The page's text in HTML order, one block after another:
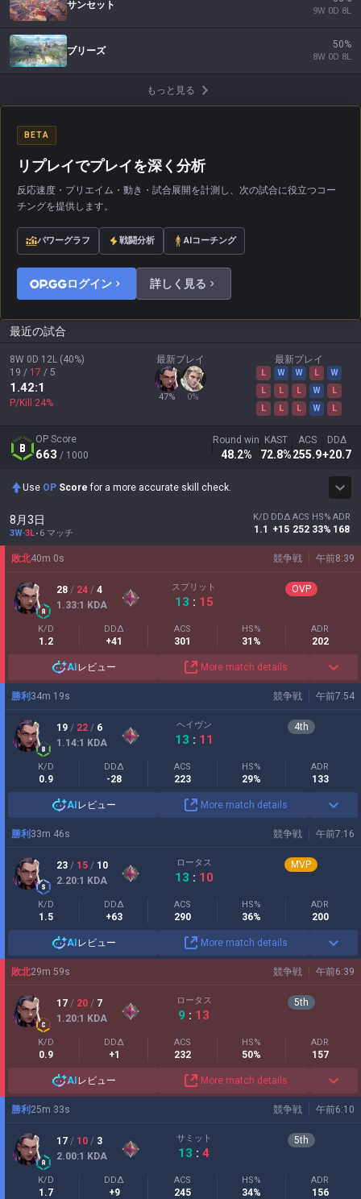
サンセット
9W 0D 8L
ブリーズ
50%
8W 0D 8L
もっと見る
BETA
リプレイでプレイを深く分析
反応速度・プリエイム・動き・試合展開を計測し、次の試合に役立つコー
チングを提供します。
パワーグラフ 戦闘分析 AIコーチング
ログイン 詳しく見る
最近の試合
8W 0D 12L (40%)
19 / 17 / 5
1.42:1
P/Kill 24%
最新プレイ
47% 0%
最新プレイ
L W W L
W
L
L L W
L
L
L L W L
OP Score
663 / 1000
Round win
48.2%
KAST
72.8%
ACS
255.9
DDΔ
+20.7
Use OP Score for a more accurate skill check.
8月3日
3W-3L 6 マッチ
K/D
1.1
DDΔ
+15
ACS
252
HS%
33%
ADR
168
競争戦 午前8:39
敗北40m 0s
28 / 24 / 4
1.33:1 KDA
スプリット
13 : 15
OVP
K/D
1.2
DDΔ
+41
ACS
301
HS%
31%
ADR
202
AIレビュー More match details
競争戦 午前7:54
勝利 34m 19s
19 / 22 / 6
1.14:1 KDA
ヘイヴン
13 : 11
4th
K/D
0.9
DDΔ
-28
ACS
223
HS%
29%
ADR
133
AIレビュー More match details
競争戦 午前7:16
勝利 33m 46s
23 / 15 / 10
2.20:1 KDA
ロータス
13 : 10
MVP
K/D
1.5
DDΔ
+63
ACS
290
HS%
36%
ADR
200
AIレビュー More match details
競争戦 午前6:39
敗北29m 59s
17 / 20 / 7
1.20:1 KDA
ロータス
9 : 13
5th
K/D
0.9
DDΔ
+1
ACS
232
HS%
50%
ADR
157
AIレビュー More match details
競争戦 午前6:10
勝利 25m 33s
17 / 10 / 3
2.00:1 KDA
サミット
13 : 4
5th
K/D
1.7
DDΔ
+9
ACS
245
HS%
34%
ADR
156